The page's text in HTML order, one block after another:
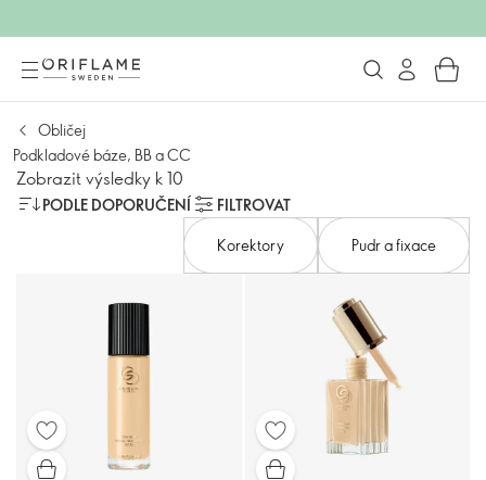
Obličej
Podkladové báze, BB a CC
Zobrazit výsledky k 10
PODLE DOPORUČENÍ
FILTROVAT
Korektory
Pudr a fixace​